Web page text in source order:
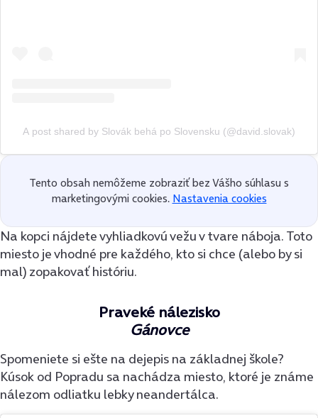
A post shared by Slovák behá po Slovensku (@david.slovak)
Tento obsah nemôžeme zobraziť bez Vášho súhlasu s
marketingovými cookies. Nastavenia cookies
Na kopci nájdete vyhliadkovú vežu v tvare náboja. Toto
miesto je vhodné pre každého, kto si chce (alebo by si
mal) zopakovať históriu.
Praveké nálezisko
Gánovce
Spomeniete si ešte na dejepis na základnej škole?
Kúsok od Popradu sa nachádza miesto, ktoré je známe
nálezom odliatku lebky neandertálca.